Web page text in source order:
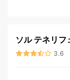
ソル テネリフ
3.6